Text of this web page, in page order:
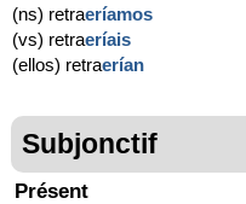
(ns) retraeríamos
(vs) retraeríais
(ellos) retraerían
Subjonctif
Présent